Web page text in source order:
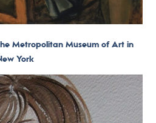
Metropolitan Museum of Art in
York